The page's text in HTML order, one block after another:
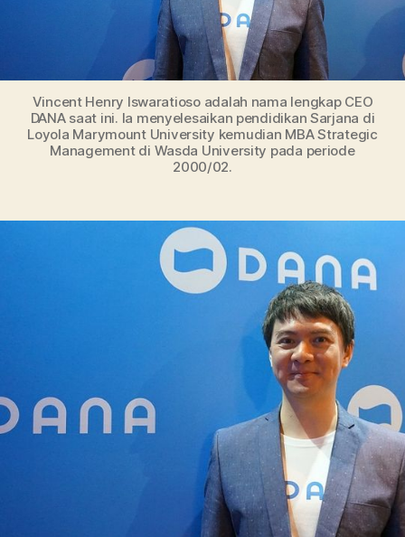
Vincent Henry Iswaratioso adalah nama lengkap CEO
DANA saat ini. Ia menyelesaikan pendidikan Sarjana di
Loyola Marymount University kemudian MBA Strategic
Management di Wasda University pada periode
2000/02.